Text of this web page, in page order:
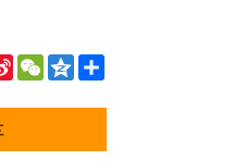
Sina
Weibo
WeChat
Qzone